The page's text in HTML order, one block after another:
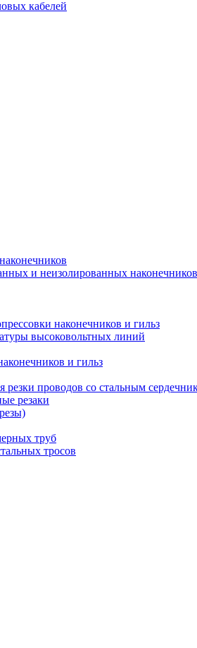
кабелей
и неизолированных наконечников
наконечников и гильз
высоковольтных линий
и гильз
проводов со стальным
резаки
труб
тросов